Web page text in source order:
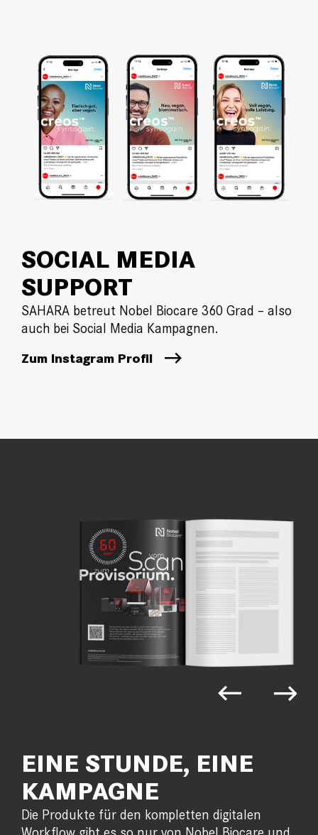
SOCIAL MEDIA
SUPPORT
SAHARA betreut Nobel Biocare 360 Grad – also
auch bei Social Media Kampagnen.
Zum Instagram Profil
EINE STUNDE, EINE
KAMPAGNE
Die Produkte für den kompletten digitalen